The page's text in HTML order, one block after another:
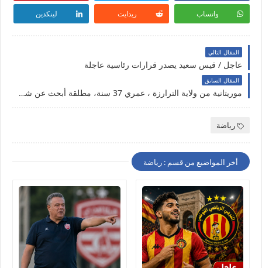
واتساب ريدايت لينكدين
المقال التالي
عاجل / قيس سعيد يصدر قرارات رئاسية عاجلة
المقال السابق
موريتانية من ولاية الترارزة ، عمري 37 سنة، مطلقة أبحث عن شريك الحياة
رياضة
أخر المواضيع من قسم : رياضة